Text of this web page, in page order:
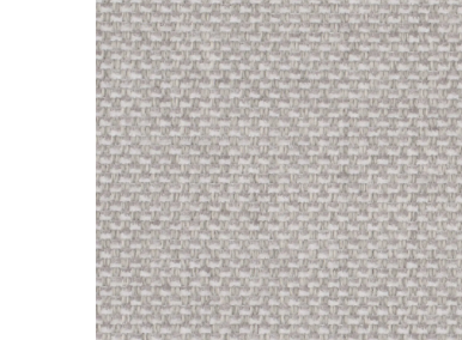
Кожа
декоративные аксессуары
ПРОЕКТЫ
Культура
Коммерческие помещения
Офисы
Мастерские
ПАРТНЕРЫ
Alcantara